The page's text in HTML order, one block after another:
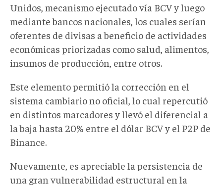
Unidos, mecanismo ejecutado vía BCV y luego
mediante bancos nacionales, los cuales serían
oferentes de divisas a beneficio de actividades
económicas priorizadas como salud, alimentos,
insumos de producción, entre otros.
Este elemento permitió la corrección en el
sistema cambiario no oficial, lo cual repercutió
en distintos marcadores y llevó el diferencial a
la baja hasta 20% entre el dólar BCV y el P2P de
Binance.
Nuevamente, es apreciable la persistencia de
una gran vulnerabilidad estructural en la